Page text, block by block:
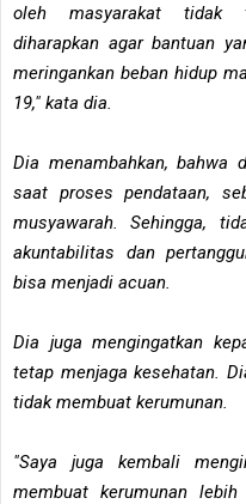
oleh masyarakat tidak
diharapkan agar bantuan
meringankan beban hidup
19," kata dia.
Dia menambahkan, bahwa
saat proses pendataan,
musyawarah. Sehingga,
akuntabilitas dan
bisa menjadi acuan.
Dia juga mengingatkan
tetap menjaga kesehatan.
tidak membuat kerumunan.
"Saya juga kembali
membuat kerumunan